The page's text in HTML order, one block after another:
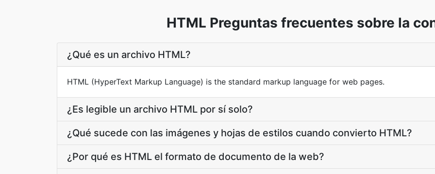
HTML Preguntas frecuentes sobre la
¿Qué es un archivo HTML?
HTML (HyperText Markup Language) is the standard markup language for web pages.
¿Es legible un archivo HTML por sí solo?
¿Qué sucede con las imágenes y hojas de estilos cuando convierto HTML?
¿Por qué es HTML el formato de documento de la web?